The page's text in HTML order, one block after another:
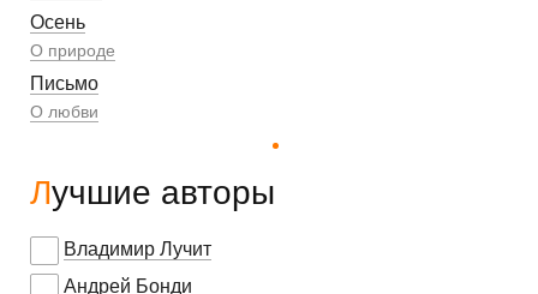
Осень
О природе
Письмо
О любви
Лучшие авторы
Владимир Лучит
Андрей Бонди